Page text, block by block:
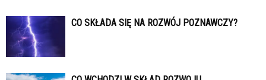
CO SKŁADA SIĘ NA ROZWÓJ POZNAWCZY?